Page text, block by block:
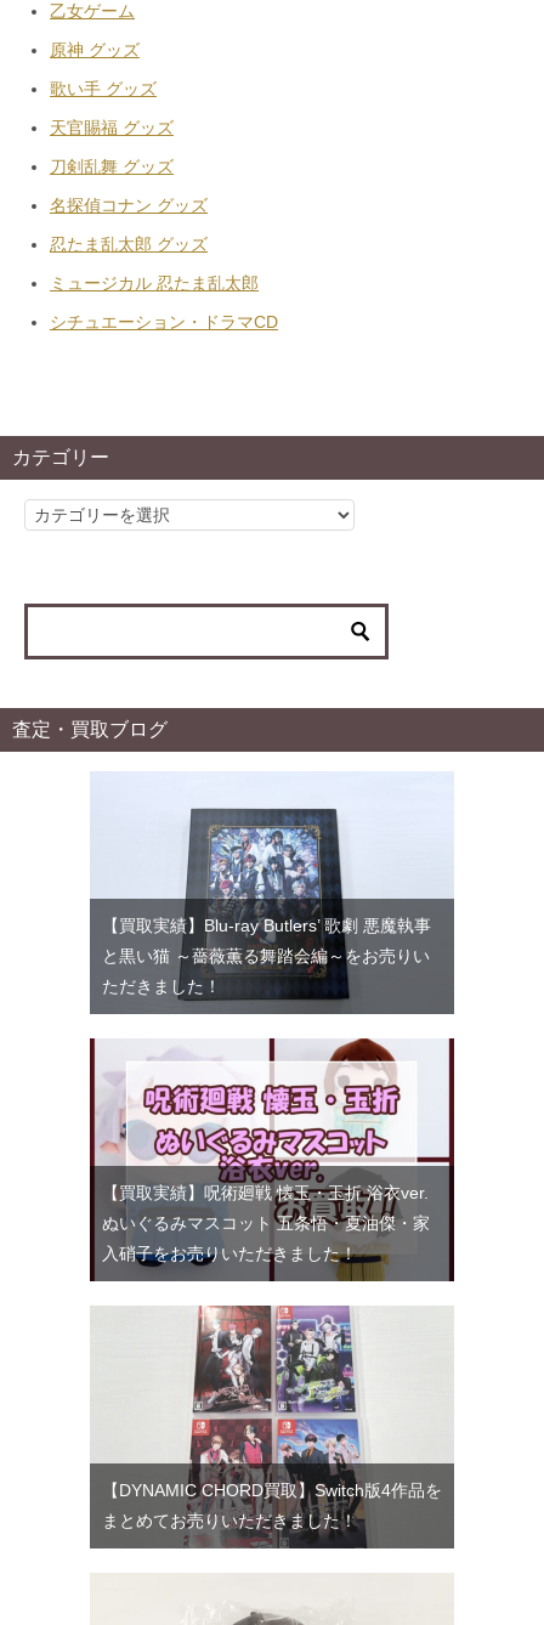
乙女ゲーム
原神 グッズ
歌い手 グッズ
天官賜福 グッズ
刀剣乱舞 グッズ
名探偵コナン グッズ
忍たま乱太郎 グッズ
ミュージカル 忍たま乱太郎
シチュエーション・ドラマCD
カテゴリー
カ
リ
査定・買取ブログ
【買取実績】Blu-ray Butlers’ 歌劇 悪魔執事
と黒い猫 ～薔薇薫る舞踏会編～をお売りい
ただきました！
【買取実績】呪術廻戦 懐玉・玉折 浴衣ver.
ぬいぐるみマスコット 五条悟・夏油傑・家
入硝子をお売りいただきました！
【DYNAMIC CHORD買取】Switch版4作品を
まとめてお売りいただきました！